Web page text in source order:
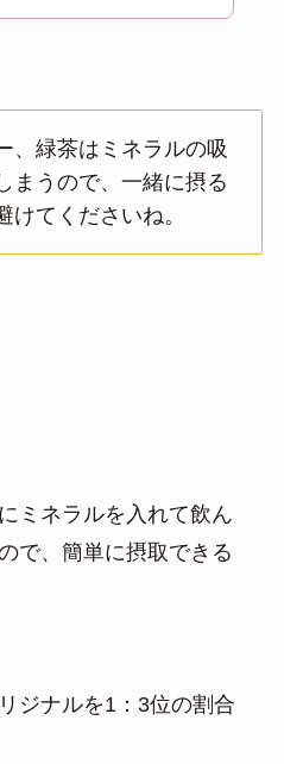
、緑茶はミネラルの吸
まうので、一緒に摂る
けてくださいね。
ミネラルを入れて飲ん
で、簡単に摂取できる
ジナルを1：3位の割合